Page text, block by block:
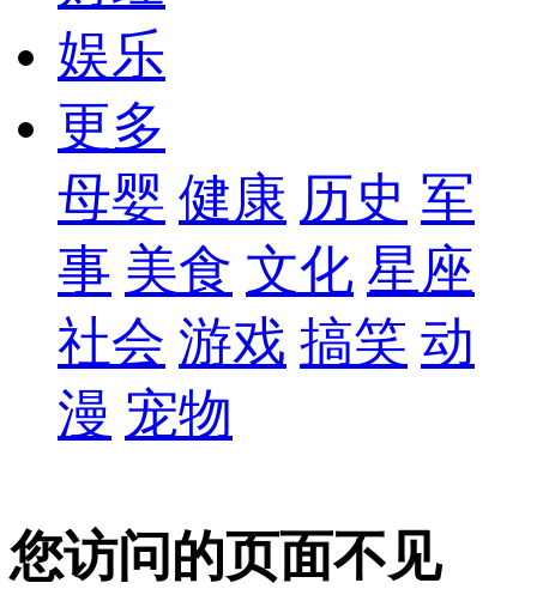
娱乐
更多
母婴 健康 历史 军
事 美食 文化 星座
社会 游戏 搞笑 动
漫 宠物
您访问的页面不见